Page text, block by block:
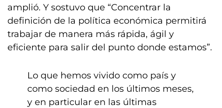
amplió. Y sostuvo que “Concentrar la
definición de la política económica permitirá
trabajar de manera más rápida, ágil y
eficiente para salir del punto donde estamos”.
Lo que hemos vivido como país y
como sociedad en los últimos meses,
y en particular en las últimas